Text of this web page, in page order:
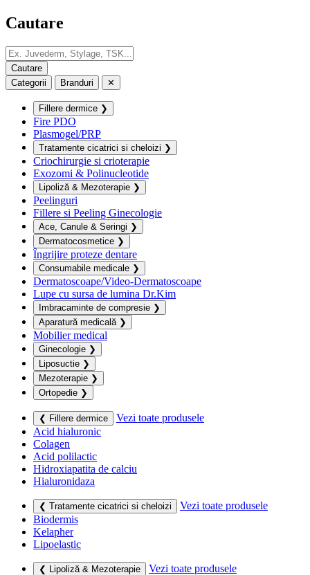
Cautare
Categorii Branduri ✕
Fillere dermice ❯
Fire PDO
Plasmogel/PRP
Tratamente cicatrici si cheloizi ❯
Criochirurgie si crioterapie
Exozomi & Polinucleotide
Lipoliză & Mezoterapie ❯
Peelinguri
Fillere si Peeling Ginecologie
Ace, Canule & Seringi ❯
Dermatocosmetice ❯
Îngrijire proteze dentare
Consumabile medicale ❯
Dermatoscoape/Video-Dermatoscoape
Lupe cu sursa de lumina Dr.Kim
Imbracaminte de compresie ❯
Aparatură medicală ❯
Mobilier medical
Ginecologie ❯
Liposuctie ❯
Mezoterapie ❯
Ortopedie ❯
❮ Fillere dermice
Vezi toate produsele
Acid hialuronic
Colagen
Acid polilactic
Hidroxiapatita de calciu
Hialuronidaza
❮ Tratamente cicatrici si cheloizi
Vezi toate produsele
Biodermis
Kelapher
Lipoelastic
❮ Lipoliză & Mezoterapie
Vezi toate produsele